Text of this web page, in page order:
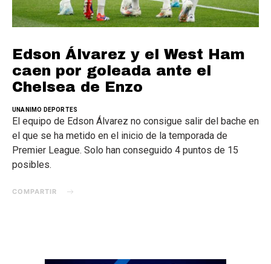
Edson Álvarez y el West Ham
caen por goleada ante el
Chelsea de Enzo
UNANIMO DEPORTES
El equipo de Edson Álvarez no consigue salir del bache en
el que se ha metido en el inicio de la temporada de
Premier League. Solo han conseguido 4 puntos de 15
posibles.
COMPARTIR